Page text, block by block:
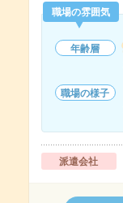
職場の雰囲気
年齢層
職場の様子
派遣会社